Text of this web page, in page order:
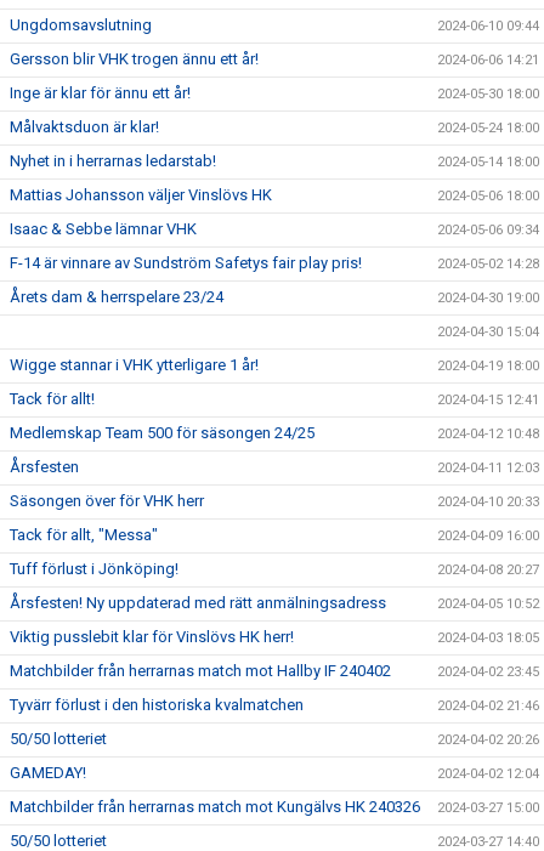
Ungdomsavslutning 2024-06-10 09:44
Gersson blir VHK trogen ännu ett år! 2024-06-06 14:21
Inge är klar för ännu ett år! 2024-05-30 18:00
Målvaktsduon är klar! 2024-05-24 18:00
Nyhet in i herrarnas ledarstab! 2024-05-14 18:00
Mattias Johansson väljer Vinslövs HK 2024-05-06 18:00
Isaac & Sebbe lämnar VHK 2024-05-06 09:34
F-14 är vinnare av Sundström Safetys fair play pris! 2024-05-02 14:28
Årets dam & herrspelare 23/24 2024-04-30 19:00
2024-04-30 15:04
Wigge stannar i VHK ytterligare 1 år! 2024-04-19 18:00
Tack för allt! 2024-04-15 12:41
Medlemskap Team 500 för säsongen 24/25 2024-04-12 10:48
Årsfesten 2024-04-11 12:03
Säsongen över för VHK herr 2024-04-10 20:33
Tack för allt, "Messa" 2024-04-09 16:00
Tuff förlust i Jönköping! 2024-04-08 20:27
Årsfesten! Ny uppdaterad med rätt anmälningsadress 2024-04-05 10:52
Viktig pusslebit klar för Vinslövs HK herr! 2024-04-03 18:05
Matchbilder från herrarnas match mot Hallby IF 240402 2024-04-02 23:45
Tyvärr förlust i den historiska kvalmatchen 2024-04-02 21:46
50/50 lotteriet 2024-04-02 20:26
GAMEDAY! 2024-04-02 12:04
Matchbilder från herrarnas match mot Kungälvs HK 240326 2024-03-27 15:00
50/50 lotteriet 2024-03-27 14:40